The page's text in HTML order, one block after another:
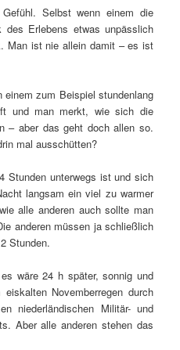
Selbst wenn einem die
des Erlebens etwas unpässlich
Man ist nie allein damit – es ist
zum Beispiel stundenlang
und man merkt, wie sich die
– aber das geht doch allen so.
mal ausschütten?
Stunden unterwegs ist und sich
langsam ein viel zu warmer
alle anderen auch sollte man
anderen müssen ja schließlich
Stunden.
wäre 24 h später, sonnig und
Novemberregen durch
niederländischen Militär- und
Aber alle anderen stehen das